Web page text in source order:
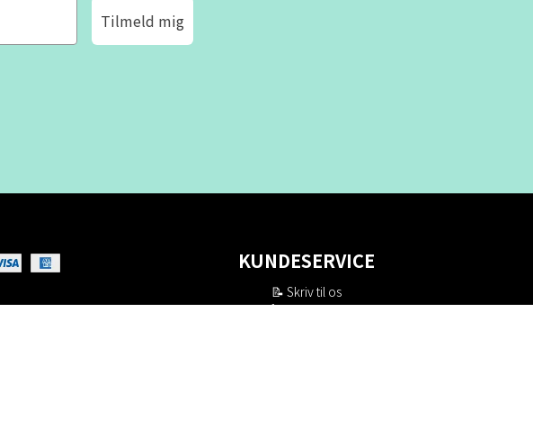
Tilmeld mig
KUNDESERVICE
📝 Skriv til os
📞 Telefon: +46 8-530 434 10